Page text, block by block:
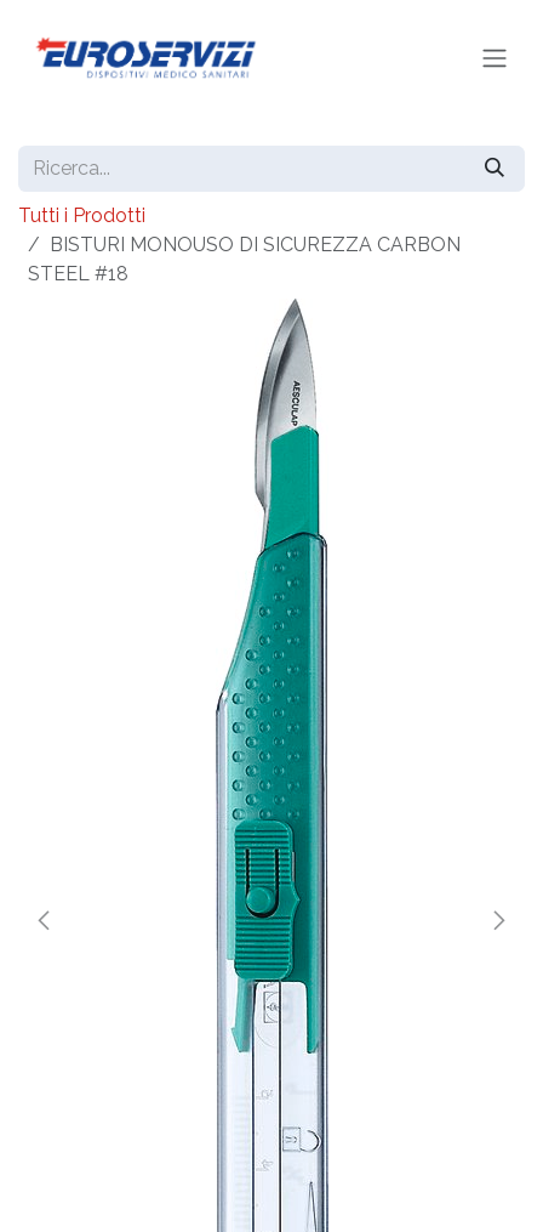
Tutti i Prodotti
BISTURI MONOUSO DI SICUREZZA CARBON
STEEL #18